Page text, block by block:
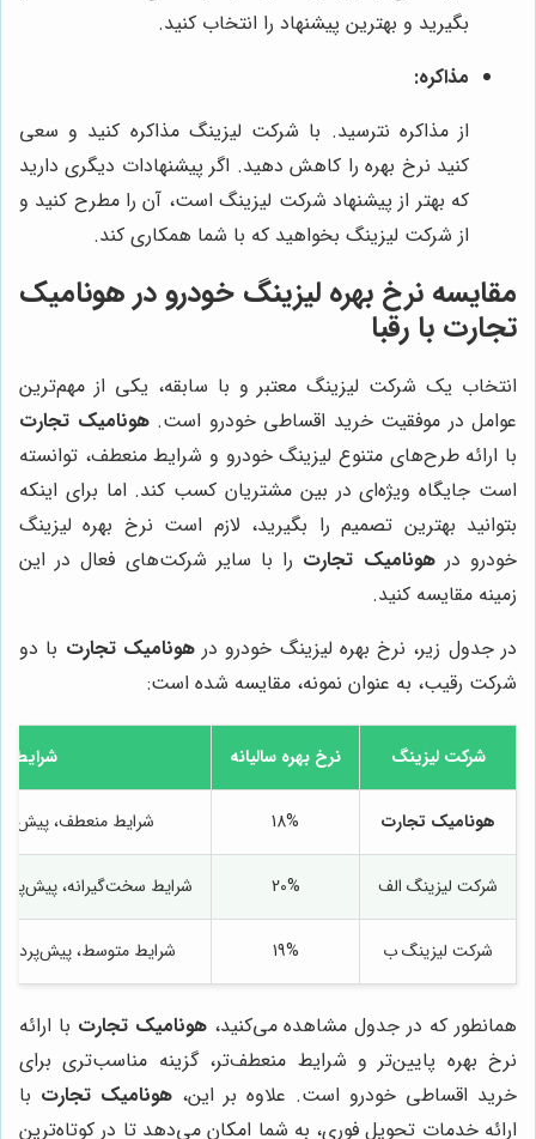
بگیرید و بهترین پیشنهاد را انتخاب کنید.
مذاکره:
از مذاکره نترسید. با شرکت لیزینگ مذاکره کنید و سعی
کنید نرخ بهره را کاهش دهید. اگر پیشنهادات دیگری دارید
که بهتر از پیشنهاد شرکت لیزینگ است، آن را مطرح کنید و
از شرکت لیزینگ بخواهید که با شما همکاری کند.
مقایسه نرخ بهره لیزینگ خودرو در هونامیک
تجارت با رقبا
انتخاب یک شرکت لیزینگ معتبر و با سابقه، یکی از مهم‌ترین
عوامل در موفقیت خرید اقساطی خودرو است.هونامیک تجارت
با ارائه طرح‌های متنوع لیزینگ خودرو و شرایط منعطف، توانسته
است جایگاه ویژه‌ای در بین مشتریان کسب کند. اما برای اینکه
بتوانید بهترین تصمیم را بگیرید، لازم است نرخ بهره لیزینگ
خودرو درهونامیک تجارت را با سایر شرکت‌های فعال در این
زمینه مقایسه کنید.
در جدول زیر، نرخ بهره لیزینگ خودرو درهونامیک تجارت با دو
شرکت رقیب، به عنوان نمونه، مقایسه شده است:
شرکت لیزینگ نرخ بهره سالیانه شرایط
هونامیک تجارت 18% شرایط منعطف،
شرکت لیزینگ الف 20% شرایط سخت‌گیرانه،
شرکت لیزینگ ب 19% شرایط متوسط،
همانطور که در جدول مشاهده می‌کنید،هونامیک تجارت با ارائه
نرخ بهره پایین‌تر و شرایط منعطف‌تر، گزینه مناسب‌تری برای
خرید اقساطی خودرو است. علاوه بر این، هونامیک تجارت با
ارائه خدمات تحویل فوری، به شما امکان می‌دهد تا در کوتاه‌ترین